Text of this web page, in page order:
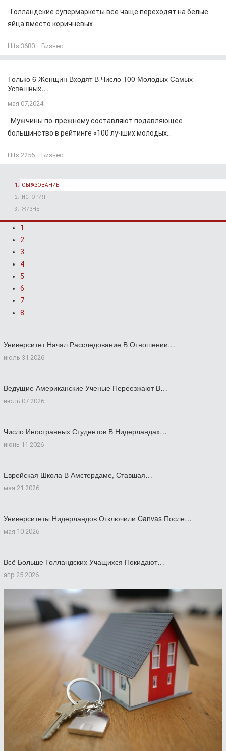
Голландские супермаркеты все чаще переходят на белые
яйца вместо коричневых...
Hits:3680 Бизнес
Только 6 Женщин Входят В Число 100 Молодых Самых
Успешных…
мая 07,2024
Мужчины по-прежнему составляют подавляющее
большинство в рейтинге «100 лучших молодых...
Hits:2256 Бизнес
ОБРАЗОВАНИЕ
ИСТОРИЯ
ЖИЗНЬ
1
2
3
4
5
6
7
8
Университет Начал Расследование В Отношении…
июль 31 2026
Ведущие Американские Ученые Переезжают В…
июль 07 2026
Число Иностранных Студентов В Нидерландах…
июнь 11 2026
Еврейская Школа В Амстердаме, Ставшая…
мая 21 2026
Университеты Нидерландов Отключили Canvas После…
мая 10 2026
Всё Больше Голландских Учащихся Покидают…
апр 25 2026